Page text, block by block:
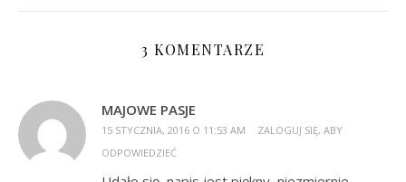
3 KOMENTARZE
MAJOWE PASJE
15 STYCZNIA, 2016 O 11:53 AM
ZALOGUJ SIĘ, ABY
ODPOWIEDZIEĆ